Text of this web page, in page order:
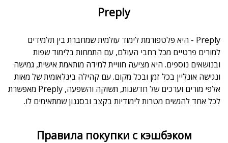
Preply
Preply - היא פלטפורמת לימוד עולמית שמחברת בין תלמידים
למורים פרטיים מכל רחבי העולם, עם התמחות בלימוד שפות
ובנושאים נוספים. היא מציעה חוויית למידה מותאמת אישית, גמישה
ונגישה אונליין בכל זמן ובכל מקום. עם קהילה בינלאומית של מאות
אלפי מורים וערכים של חדשנות, תשוקה והשפעה, Preply מאפשרת
לכל אחד להגשים מטרות לימודיות בקצב ובסגנון שמתאימים לו.
Правила покупки с кэшбэком